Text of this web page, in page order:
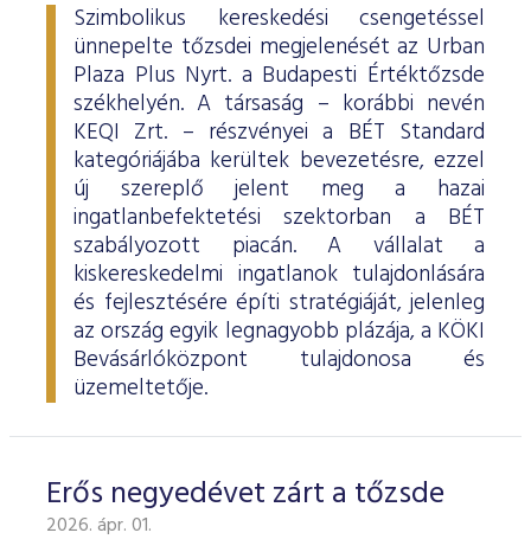
Szimbolikus kereskedési csengetéssel
ünnepelte tőzsdei megjelenését az Urban
Plaza Plus Nyrt. a Budapesti Értéktőzsde
székhelyén. A társaság – korábbi nevén
KEQI Zrt. – részvényei a BÉT Standard
kategóriájába kerültek bevezetésre, ezzel
új szereplő jelent meg a hazai
ingatlanbefektetési szektorban a BÉT
szabályozott piacán. A vállalat a
kiskereskedelmi ingatlanok tulajdonlására
és fejlesztésére építi stratégiáját, jelenleg
az ország egyik legnagyobb plázája, a KÖKI
Bevásárlóközpont tulajdonosa és
üzemeltetője.
Erős negyedévet zárt a tőzsde
2026. ápr. 01.